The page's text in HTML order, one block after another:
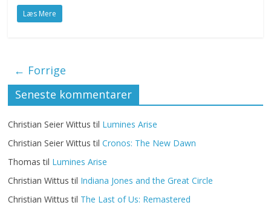
Læs Mere
← Forrige
Seneste kommentarer
Christian Seier Wittus til Lumines Arise
Christian Seier Wittus tilCronos: The New Dawn
Thomas til Lumines Arise
Christian Wittus til Indiana Jones and the Great Circle
Christian Wittus til The Last of Us: Remastered